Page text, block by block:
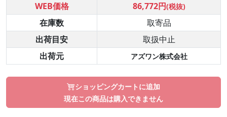
WEB価格 86,772円(税抜)
在庫数
取寄品
出荷目安
取扱中止
出荷元
アズワン株式会社
ショッピングカートに追加
現在この商品は購入できません